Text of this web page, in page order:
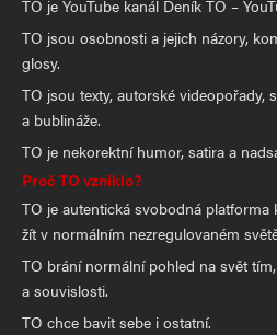
TO je YouTube kanál Deník TO –
TO jsou osobnosti a jejich názory,
glosy.
TO jsou texty, autorské videopořady,
a bublináže.
TO je nekorektní humor, satira a
Proč TO vzniklo?
TO je autentická svobodná
žít v normálním nezregulovaném
TO brání normální pohled na svět
a souvislosti.
TO chce bavit sebe i ostatní.